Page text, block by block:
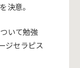
決意。
いて勉強
ジセラピス